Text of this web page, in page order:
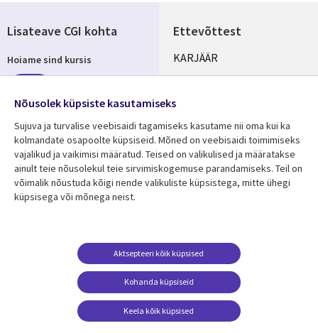
Ettevõttest
Useful
links
ESTONIA
KARJÄÄR
KONTORID
Ressursikeskus
ESTONIA
Viimased uudised
Tugi
Legal
ESTONIA
Õigused
Privaatsus
Juurdepääs
Lisateave CGI kohta
Hoiame sind kursis
Jälgi meid
Social
Media
Nõusolek küpsiste kasutamiseks
Sujuva ja turvalise veebisaidi tagamiseks kasutame nii oma kui ka
kolmandate osapoolte küpsiseid. Mõned on veebisaidi toimimiseks
vajalikud ja vaikimisi määratud. Teised on valikulised ja määratakse
ainult teie nõusolekul teie sirvimiskogemuse parandamiseks. Teil on
võimalik nõustuda kõigi nende valikuliste küpsistega, mitte ühegi
küpsisega või mõnega neist.
Kohanda küpsiseid
Aktsepteeri kõik küpsised
Keela kõik küpsised